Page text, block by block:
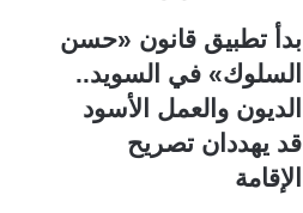
بدأ تطبيق قانون «حسن
السلوك» في السويد..
الديون والعمل الأسود
قد يهددان تصريح
الإقامة